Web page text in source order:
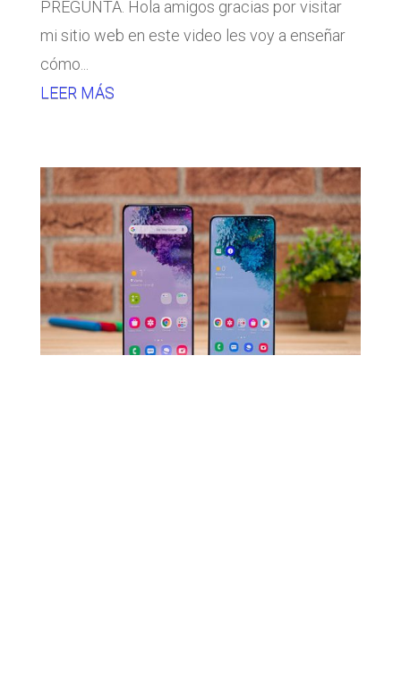
PREGUNTA. Hola amigos gracias por visitar
mi sitio web en este video les voy a enseñar
cómo...
LEER MÁS